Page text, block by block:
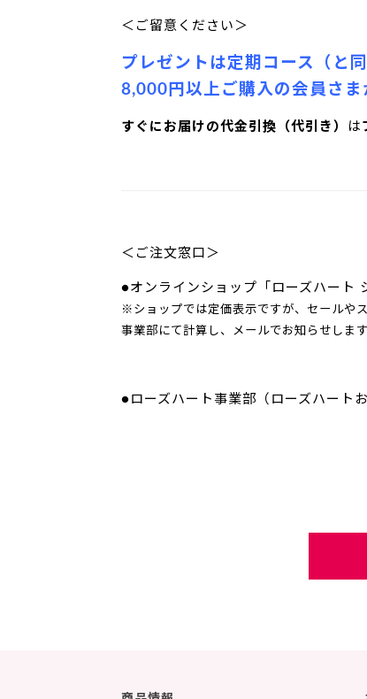
＜ご留意ください＞
プレゼントは定期コース（と
8,000円以上ご購入の会員さま
すぐにお届けの代金引換（代引き） は
＜ご注文窓口＞
●オンラインショップ「ローズハート
※ショップでは定価表示ですが、セールや
事業部にて計算し、メールでお知らせします
●ローズハート事業部（ローズハート